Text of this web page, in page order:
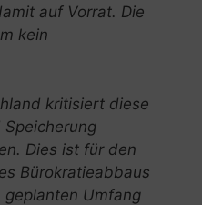
auf Vorrat. Die
kein
kritisiert diese
Speicherung
Dies ist für den
Bürokratieabbaus
Umfang